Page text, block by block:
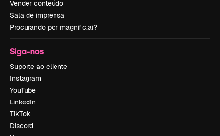
Vender conteúdo
Sala de imprensa
Procurando por magnific.ai?
Siga-nos
Suporte ao cliente
Instagram
YouTube
LinkedIn
TikTok
Discord